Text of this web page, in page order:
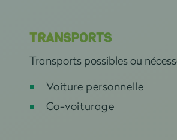
TRANSPORTS
Transports possibles ou
Voiture personnelle
Co-voiturage